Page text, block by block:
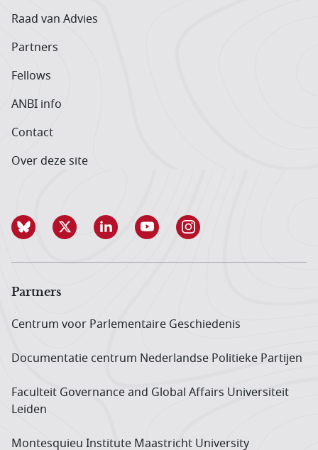
Raad van Advies
Partners
Fellows
ANBI info
Contact
Over deze site
Partners
Centrum voor Parlementaire Geschiedenis
Documentatie centrum Neder­landse Politieke Partijen
Faculteit Governance and Global Affairs Universiteit
Leiden
Montesquieu Institute Maastricht University